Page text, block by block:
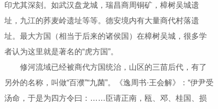
印尤其深刻。如武汉盘龙城，瑞昌商周铜矿，樟树吴城遗
址，九江的荞麦岭遗址等等。德安境内有大量商代村落遗
址。最大方国（相当于后来的诸侯国）在樟树吴城，很多学
者认为这里就是著名的“虎方国”。
修河流域已经被商代方国统治，山区的三苗后代，有了
另外的名称，叫做“百濮”“九菌”。《逸周书·王会解》：“伊尹受
汤命，于是为四方令曰：……臣请正南，瓯、邓、桂国、损